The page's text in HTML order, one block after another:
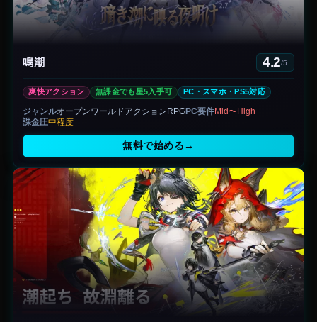
鳴潮 4.2/5
爽快アクション 無課金でも星5入手可 PC・スマホ・PS5対応
ジャンルオープンワールドアクションRPGPC要件Mid〜High
課金圧中程度
無料で始める →